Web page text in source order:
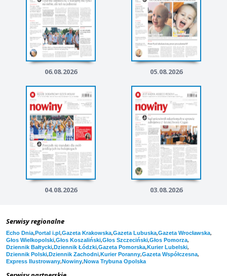
06.08.2026 05.08.2026
04.08.2026 03.08.2026
Serwisy regionalne
Echo Dnia,Portal i.pl,Gazeta Krakowska,Gazeta Lubuska,Gazeta Wrocławska,
Głos Wielkopolski,Głos Koszaliński,Głos Szczeciński,Głos Pomorza,
Dziennik Bałtycki,Dziennik Łódzki,Gazeta Pomorska,Kurier Lubelski,
Dziennik Polski,Dziennik Zachodni,Kurier Poranny,Gazeta Współczesna,
Express Ilustrowany,Nowiny,Nowa Trybuna Opolska